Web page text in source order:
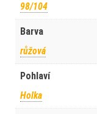
98/104
Barva
růžová
Pohlaví
Holka